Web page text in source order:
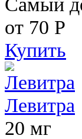
от 70 Р
Купить
Левитра
20 мг